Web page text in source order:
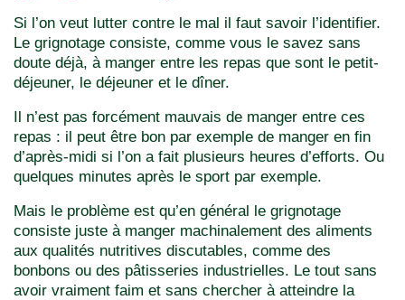
Si l’on veut lutter contre le mal il faut savoir l’identifier.
Le grignotage consiste, comme vous le savez sans
doute déjà, à manger entre les repas que sont le petit-
déjeuner, le déjeuner et le dîner.
Il n’est pas forcément mauvais de manger entre ces
repas : il peut être bon par exemple de manger en fin
d’après-midi si l’on a fait plusieurs heures d’efforts. Ou
quelques minutes après le sport par exemple.
Mais le problème est qu’en général le grignotage
consiste juste à manger machinalement des aliments
aux qualités nutritives discutables, comme des
bonbons ou des pâtisseries industrielles. Le tout sans
avoir vraiment faim et sans chercher à atteindre la